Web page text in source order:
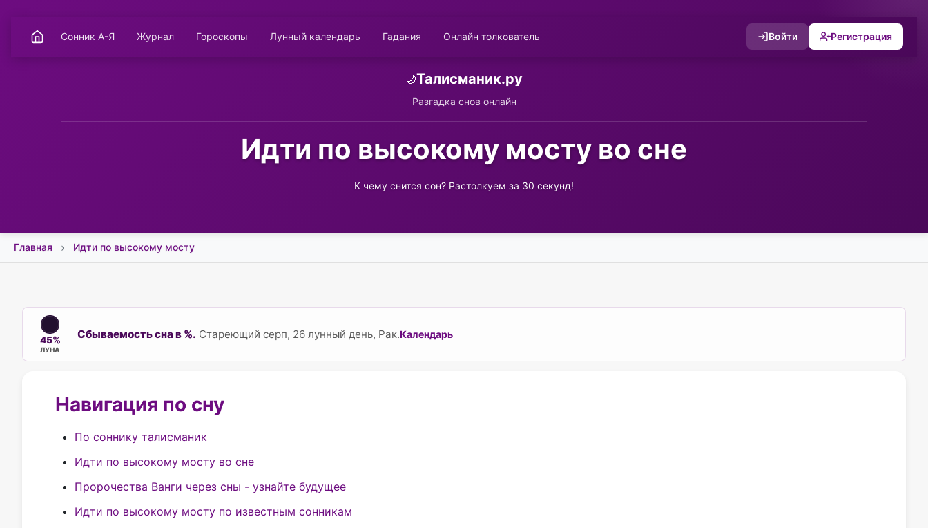
Сонник А-Я Журнал Гороскопы Лунный календарь Гадания Онлайн толкователь Войти Регистрация
🌙Талисманик.ру
Разгадка снов онлайн
Идти по высокому мосту во сне
К чему снится сон? Растолкуем за 30 секунд!
Главная Идти по высокому мосту
45%
ЛУНА
Сбываемость сна в %. Стареющий серп, 26 лунный день, Рак.Календарь
Навигация по сну
По соннику талисманик
Идти по высокому мосту во сне
Пророчества Ванги через сны - узнайте будущее
Идти по высокому мосту по известным сонникам